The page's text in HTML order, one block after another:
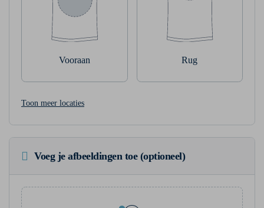
Vooraan Rug
Toon meer locaties
Voeg je afbeeldingen toe (optioneel)